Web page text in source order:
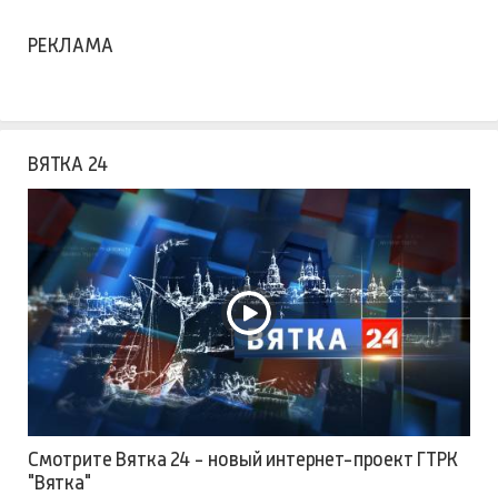
РЕКЛАМА
ВЯТКА 24
Смотрите Вятка 24 - новый интернет-проект ГТРК
"Вятка"